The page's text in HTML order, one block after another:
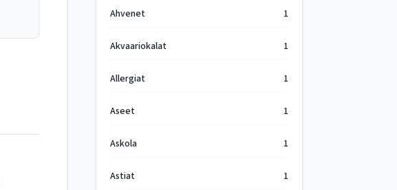
Ahvenet 1
Akvaariokalat 1
Allergiat 1
Aseet 1
Askola 1
Astiat 1